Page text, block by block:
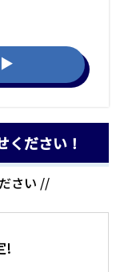
▶
ください！
さい //
!